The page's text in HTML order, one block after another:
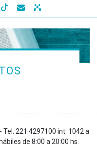
 
- Tel: 221 4297100 int: 1042 a
de 8:00 a 20:00 hs.